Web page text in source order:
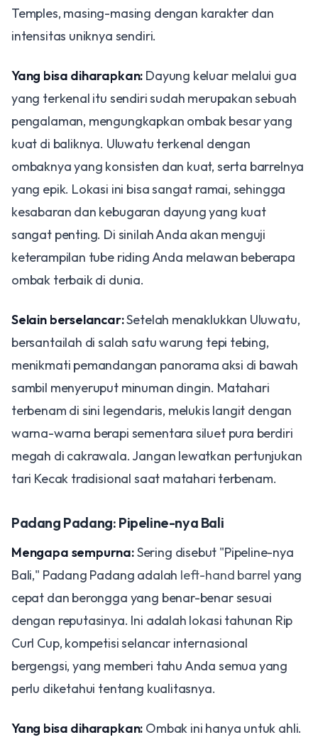
Temples, masing-masing dengan karakter dan
intensitas uniknya sendiri.
Yang bisa diharapkan: Dayung keluar melalui gua
yang terkenal itu sendiri sudah merupakan sebuah
pengalaman, mengungkapkan ombak besar yang
kuat di baliknya. Uluwatu terkenal dengan
ombaknya yang konsisten dan kuat, serta barrelnya
yang epik. Lokasi ini bisa sangat ramai, sehingga
kesabaran dan kebugaran dayung yang kuat
sangat penting. Di sinilah Anda akan menguji
keterampilan tube riding Anda melawan beberapa
ombak terbaik di dunia.
Selain berselancar:Setelah menaklukkan Uluwatu,
bersantailah di salah satu warung tepi tebing,
menikmati pemandangan panorama aksi di bawah
sambil menyeruput minuman dingin. Matahari
terbenam di sini legendaris, melukis langit dengan
warna-warna berapi sementara siluet pura berdiri
megah di cakrawala. Jangan lewatkan pertunjukan
tari Kecak tradisional saat matahari terbenam.
Padang Padang: Pipeline-nya Bali
Mengapa sempurna:Sering disebut "Pipeline-nya
Bali," Padang Padang adalah left-hand barrel yang
cepat dan berongga yang benar-benar sesuai
dengan reputasinya. Ini adalah lokasi tahunan Rip
Curl Cup, kompetisi selancar internasional
bergengsi, yang memberi tahu Anda semua yang
perlu diketahui tentang kualitasnya.
Yang bisa diharapkan: Ombak ini hanya untuk ahli.